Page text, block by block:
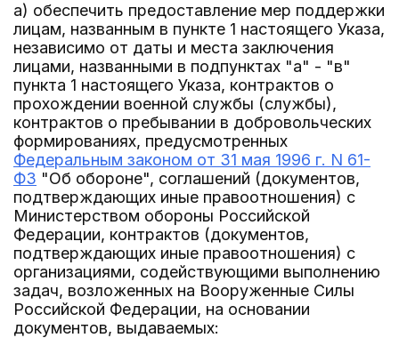
а) обеспечить предоставление мер поддержки
лицам, названным в пункте 1 настоящего Указа,
независимо от даты и места заключения
лицами, названными в подпунктах "а" - "в"
пункта 1 настоящего Указа, контрактов о
прохождении военной службы (службы),
контрактов о пребывании в добровольческих
формированиях, предусмотренных
Федеральным законом от 31 мая 1996 г. N 61-
ФЗ "Об обороне", соглашений (документов,
подтверждающих иные правоотношения) с
Министерством обороны Российской
Федерации, контрактов (документов,
подтверждающих иные правоотношения) с
организациями, содействующими выполнению
задач, возложенных на Вооруженные Силы
Российской Федерации, на основании
документов, выдаваемых: